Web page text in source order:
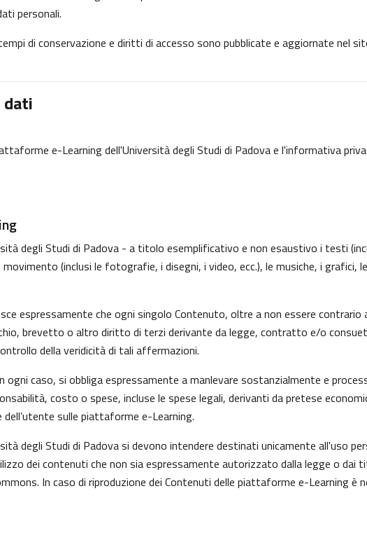
personali.
di conservazione e diritti di accesso sono pubblicate e aggiornate nel
dati
e-Learning dell'Università degli Studi di Padova e l'informativa
degli Studi di Padova - a titolo esemplificativo e non esaustivo i testi
(inclusi le fotografie, i disegni, i video, ecc.), le musiche, i
espressamente che ogni singolo Contenuto, oltre a non essere contrario
brevetto o altro diritto di terzi derivante da legge, contratto e/o
della veridicità di tali affermazioni.
caso, si obbliga espressamente a manlevare sostanzialmente e
costo o spese, incluse le spese legali, derivanti da pretese
sulle piattaforme e-Learning.
degli Studi di Padova si devono intendere destinati unicamente all'uso
dei contenuti che non sia espressamente autorizzato dalla legge o
In caso di riproduzione dei Contenuti delle piattaforme e-Learning è